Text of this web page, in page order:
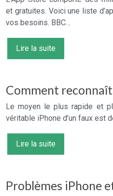
et gratuites. Voici une liste
vos besoins. BBC…
Lire la suite
Comment
Le moyen le plus rapide et
véritable iPhone d’un faux est
Lire la suite
Problèmes iPhone